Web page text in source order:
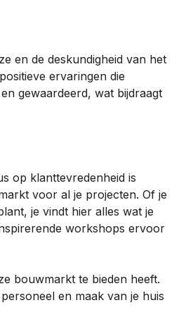
en de deskundigheid van het
ervaringen die
gewaardeerd, wat bijdraagt
op klanttevredenheid is
voor al je projecten. Of je
je vindt hier alles wat je
workshops ervoor
bouwmarkt te bieden heeft.
en maak van je huis